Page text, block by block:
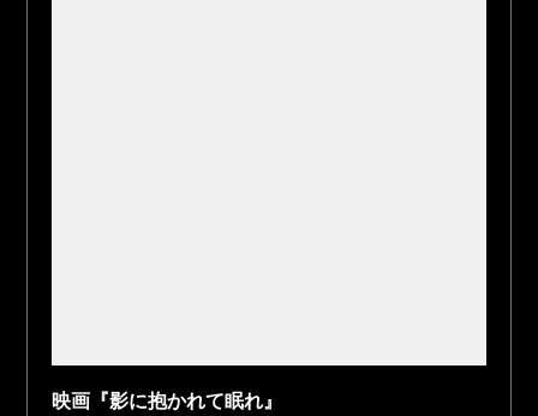
映画『影に抱かれて眠れ』